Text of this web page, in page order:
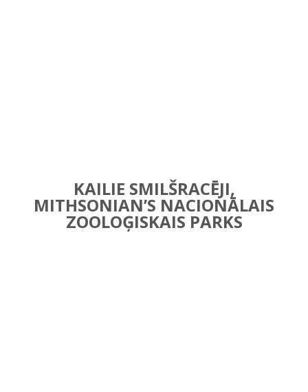
KAILIE SMILŠRACĒJI,
MITHSONIAN’S NACIONĀLAIS
ZOOLOĢISKAIS PARKS